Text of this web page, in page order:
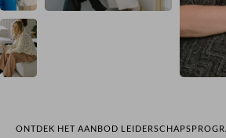
ONTDEK HET AANBOD